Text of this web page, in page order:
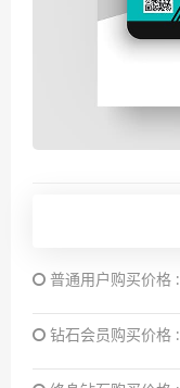
普通用户购买价格 :
钻石会员购买价格 :